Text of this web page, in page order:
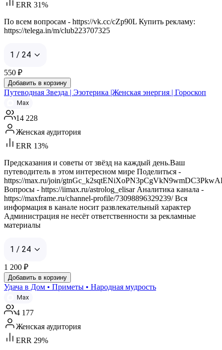
ERR 31%
По всем вопросам - https://vk.cc/cZp90L Купить рекламу:
https://telega.in/m/club223707325
1 / 24
550 ₽
Добавить в корзину
Путеводная Звезда | Эзотерика |Женская энергия | Гороскоп
Max
14 228
Женская аудитория
ERR 13%
Предсказания и советы от звёзд на каждый день.Ваш
путеводитель в этом интересном мире Поделиться -
https://max.ru/join/
Вопросы - https://iimax.ru/astrolog_elisar Аналитика канала -
https://maxframe.ru/channel-profile/73098896329239/ Вся
информация в канале носит развлекательный характер
Администрация не несёт ответственности за рекламные
материалы
1 / 24
1 200 ₽
Добавить в корзину
Удача в Дом • Приметы • Народная мудрость
Max
4 177
Женская аудитория
ERR 29%